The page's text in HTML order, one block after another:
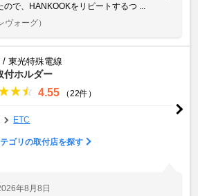
で、HANKOOKをリピートするつ ...
ヴォーグ）
/ 東光特殊電線
付ホルダー
4.55 （22件）
ETC
ゴリの取付店を探す
年8月8日